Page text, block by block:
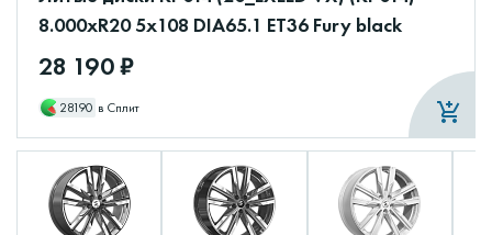
8.000xR20 5x108 DIA65.1 ET36 Fury black
28 190 ₽
28190 в Сплит